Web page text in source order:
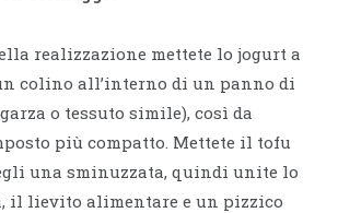
realizzazione mettete lo jogurt a
colino all’interno di un panno di
o tessuto simile), così da
più compatto. Mettete il tofu
una sminuzzata, quindi unite lo
il lievito alimentare e un pizzico